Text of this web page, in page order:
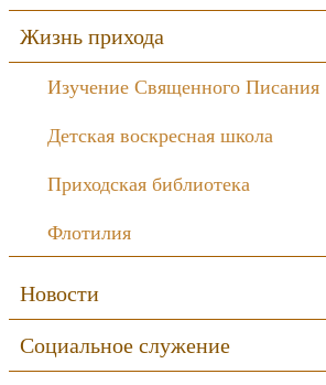
Жизнь прихода
Изучение Священного Писания
Детская воскресная школа
Приходская библиотека
Флотилия
Новости
Социальное служение